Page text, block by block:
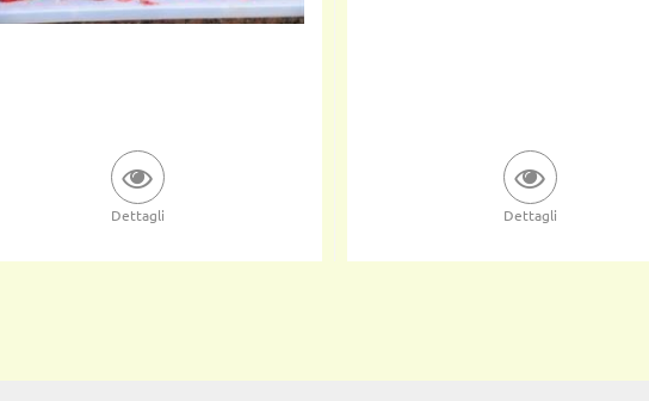
Dettagli Dettagli